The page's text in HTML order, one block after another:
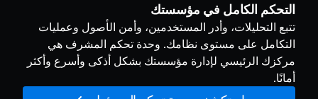
التحكم الكامل في مؤسستك
تتبع التحليلات، وأدر المستخدمين، وأمن الأصول وعمليات
التكامل على مستوى نظامك. وحدة تحكم المشرف هي
مركزك الرئيسي لإدارة مؤسستك بشكل أذكى وأسرع وأكثر
أمانًا.